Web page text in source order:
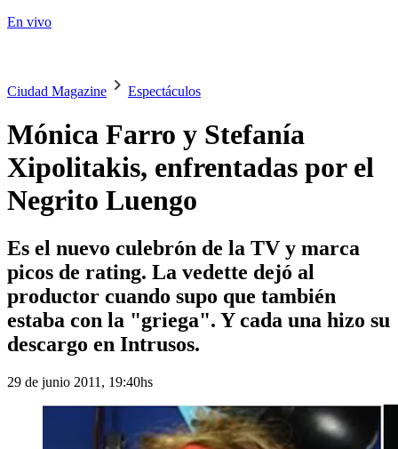
En vivo
Ciudad Magazine Espectáculos
Mónica Farro y Stefanía
Xipolitakis, enfrentadas por el
Negrito Luengo
Es el nuevo culebrón de la TV y marca
picos de rating. La vedette dejó al
productor cuando supo que también
estaba con la "griega". Y cada una hizo su
descargo en Intrusos.
29 de junio 2011, 19:40hs